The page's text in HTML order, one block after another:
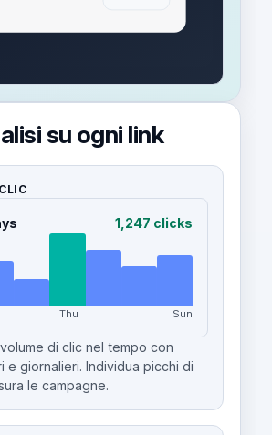
su ogni link
1,247 clicks
Thu Sun
di clic nel tempo con
e giornalieri. Individua picchi di
le campagne.